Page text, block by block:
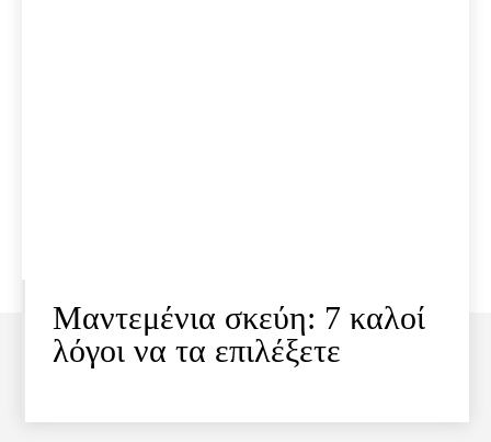
Μαντεμένια σκεύη: 7 καλοί
λόγοι να τα επιλέξετε